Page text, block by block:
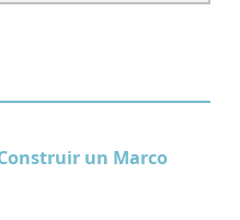
un Marco